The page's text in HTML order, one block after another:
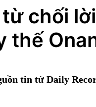
từ chối
thế
tin từ Daily